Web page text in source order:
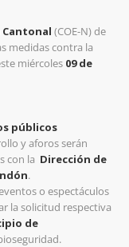
Cantonal (COE-N) de
medidas contra la
miércoles 09 de
públicos
y aforos serán
con la Dirección de
.
o espectáculos
la solicitud respectiva
de